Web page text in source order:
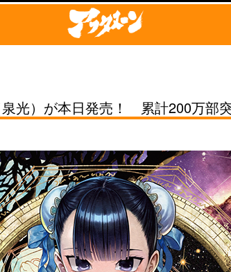
泉光）が本日発売！ 累計200万部